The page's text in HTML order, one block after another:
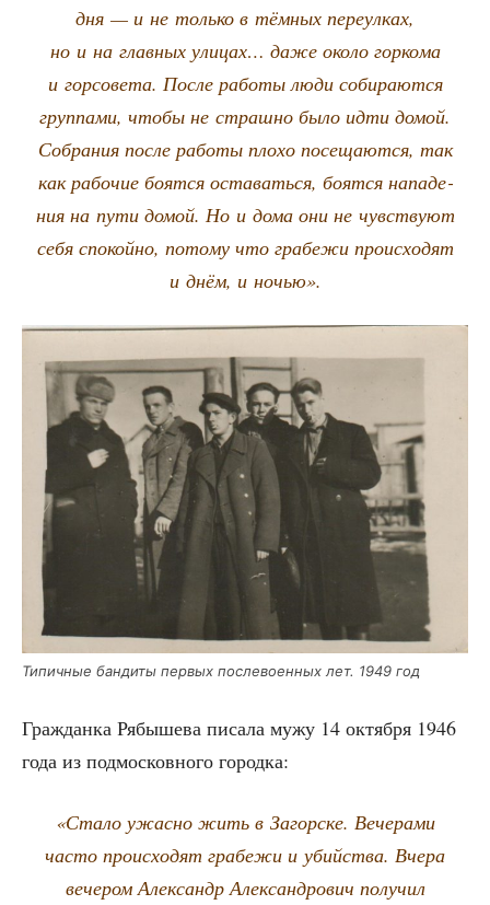
дня — и не толь­ко в тём­ных пере­ул­ках,
но и на глав­ных ули­цах… даже око­ло гор­ко­ма
и гор­со­ве­та. После рабо­ты люди соби­ра­ют­ся
груп­па­ми, что­бы не страш­но было идти домой.
Собра­ния после рабо­ты пло­хо посе­ща­ют­ся, так
как рабо­чие боят­ся оста­вать­ся, боят­ся напа­де­
ния на пути домой. Но и дома они не чув­ству­ют
себя спо­кой­но, пото­му что гра­бе­жи про­ис­хо­дят
и днём, и ночью».
Типич­ные бан­ди­ты пер­вых после­во­ен­ных лет. 1949 год
Граж­дан­ка Рябы­ше­ва писа­ла мужу 14 октяб­ря 1946
года из под­мос­ков­но­го городка:
«Ста­ло ужас­но жить в Загор­ске. Вече­ра­ми
часто про­ис­хо­дят гра­бе­жи и убий­ства. Вче­ра
вече­ром Алек­сандр Алек­сан­дро­вич полу­чил